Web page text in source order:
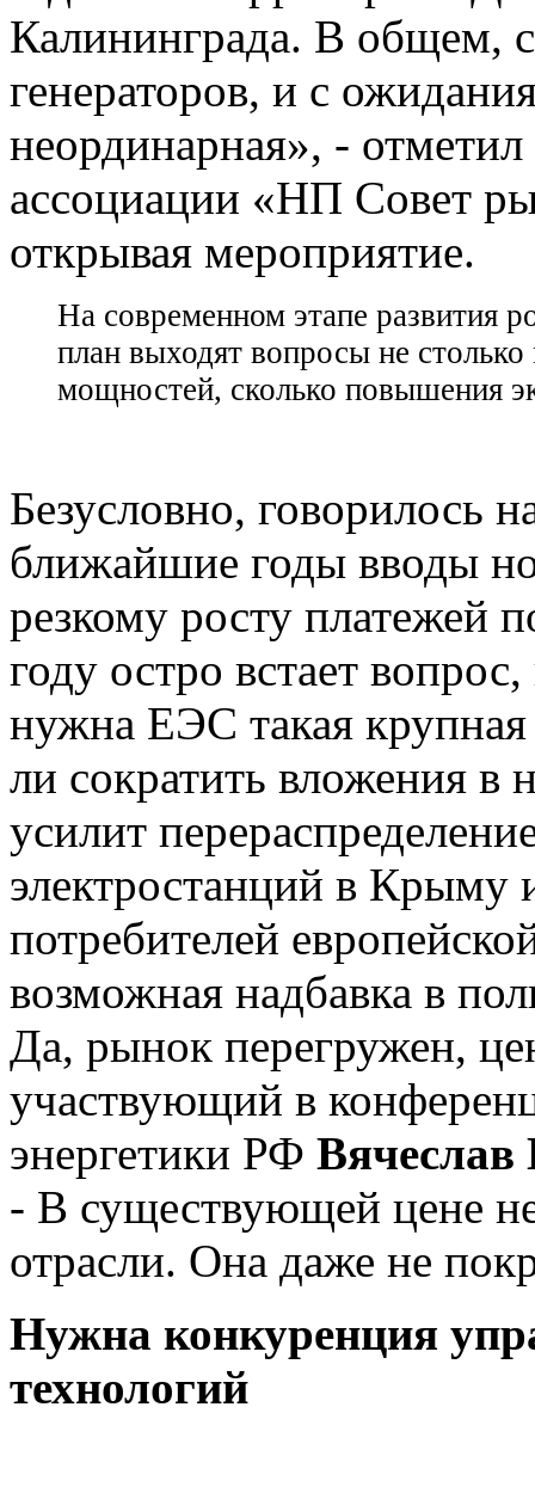
Калининграда. В общем,
генераторов, и с
неординарная», - отметил
ассоциации «НП Совет
открывая мероприятие.
На современном этапе развития
план выходят вопросы не
мощностей, сколько повышения
Безусловно, говорилось
ближайшие годы вводы
резкому росту платежей
году остро встает
нужна ЕЭС такая
ли сократить вложения в
усилит
электростанций в Крыму
потребителей
возможная надбавка в
Да, рынок перегружен,
участвующий в
энергетики РФ Вячеслав
- В существующей цене
отрасли. Она даже не
Нужна конкуренция
технологий